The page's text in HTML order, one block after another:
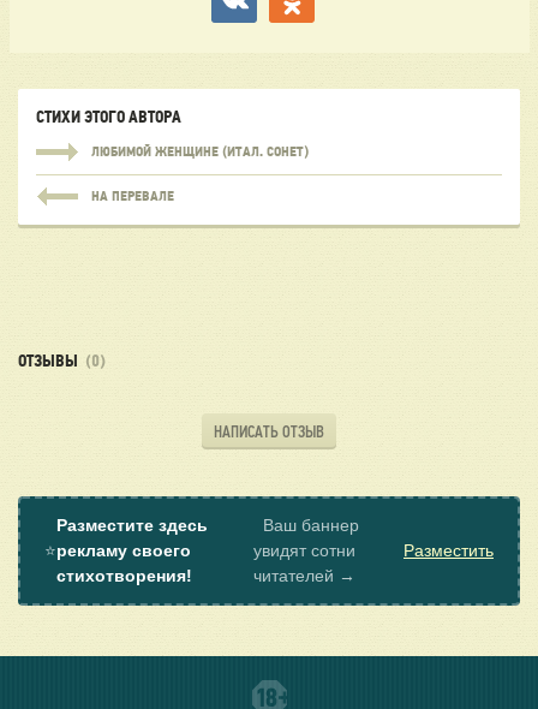
СТИХИ ЭТОГО АВТОРА
ЛЮБИМОЙ ЖЕНЩИНЕ (ИТАЛ. СОНЕТ)
НА ПЕРЕВАЛЕ
ОТЗЫВЫ (0)
НАПИСАТЬ ОТЗЫВ
⭐
Разместите здесь
рекламу своего
стихотворения!
Ваш баннер
увидят сотни
читателей →
Разместить